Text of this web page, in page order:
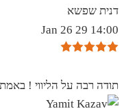
דנית שפשא
14:00 29 Jan 26
תודה רבה על הליווי !